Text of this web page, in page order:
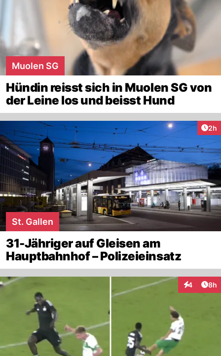
Muolen SG
Hündin reisst sich in Muolen SG von
der Leine los und beisst Hund
2h
St. Gallen
31-Jähriger auf Gleisen am
Hauptbahnhof – Polizeieinsatz
4 8h